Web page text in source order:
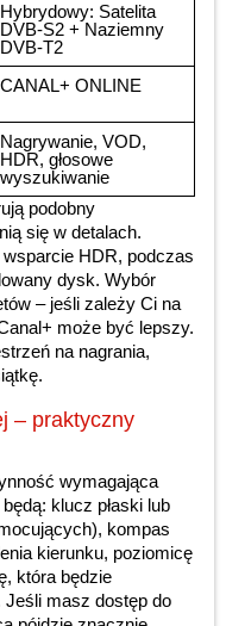
Hybrydowy: Satelita
DVB-S2 + Naziemny
DVB-T2
CANAL+ ONLINE
Nagrywanie, VOD,
HDR, głosowe
wyszukiwanie
podobny
się w detalach.
HDR, podczas
dysk. Wybór
– jeśli zależy Ci na
może być lepszy.
na nagrania,
– praktyczny
wymagająca
klucz płaski lub
kompas
kierunku, poziomicę
która będzie
Jeśli masz dostęp do